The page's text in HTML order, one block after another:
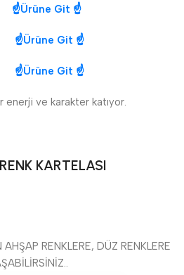
☝Ürüne Git ☝
☝Ürüne Git ☝
☝Ürüne Git ☝
enerji ve karakter katıyor.
KARTELASI
RENKLERE, DÜZ RENKLERE